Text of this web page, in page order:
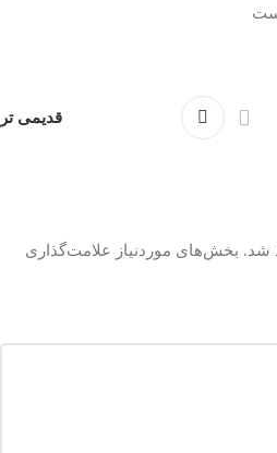
قدیمی تر
شد. بخش‌های موردنیاز علامت‌گذاری